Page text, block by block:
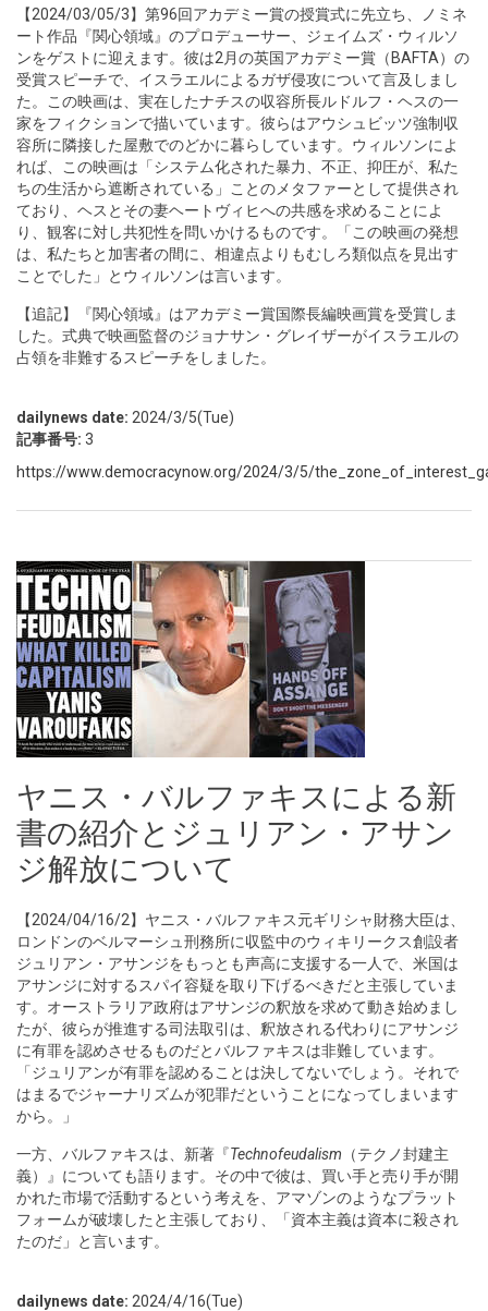
【2024/03/05/3】第96回アカデミー賞の授賞式に先立ち、ノミネ
ート作品『関心領域』のプロデューサー、ジェイムズ・ウィルソ
ンをゲストに迎えます。彼は2月の英国アカデミー賞（BAFTA）の
受賞スピーチで、イスラエルによるガザ侵攻について言及しまし
た。この映画は、実在したナチスの収容所長ルドルフ・ヘスの一
家をフィクションで描いています。彼らはアウシュビッツ強制収
容所に隣接した屋敷でのどかに暮らしています。ウィルソンによ
れば、この映画は「システム化された暴力、不正、抑圧が、私た
ちの生活から遮断されている」ことのメタファーとして提供され
ており、ヘスとその妻ヘートヴィヒへの共感を求めることによ
り、観客に対し共犯性を問いかけるものです。「この映画の発想
は、私たちと加害者の間に、相違点よりもむしろ類似点を見出す
ことでした」とウィルソンは言います。
【追記】『関心領域』はアカデミー賞国際長編映画賞を受賞しま
した。式典で映画監督のジョナサン・グレイザーがイスラエルの
占領を非難するスピーチをしました。
dailynews date: 2024/3/5(Tue)
記事番号: 3
https://www.democracynow.org/2024/3/5/
ヤニス・バルファキスによる新
書の紹介とジュリアン・アサン
ジ解放について
【2024/04/16/2】ヤニス・バルファキス元ギリシャ財務大臣は、
ロンドンのベルマーシュ刑務所に収監中のウィキリークス創設者
ジュリアン・アサンジをもっとも声高に支援する一人で、米国は
アサンジに対するスパイ容疑を取り下げるべきだと主張していま
す。オーストラリア政府はアサンジの釈放を求めて動き始めまし
たが、彼らが推進する司法取引は、釈放される代わりにアサンジ
に有罪を認めさせるものだとバルファキスは非難しています。
「ジュリアンが有罪を認めることは決してないでしょう。それで
はまるでジャーナリズムが犯罪だということになってしまいます
から。」
一方、バルファキスは、新著『Technofeudalism （テクノ封建主
義）』についても語ります。その中で彼は、買い手と売り手が開
かれた市場で活動するという考えを、アマゾンのようなプラット
フォームが破壊したと主張しており、「資本主義は資本に殺され
たのだ」と言います。
dailynews date: 2024/4/16(Tue)